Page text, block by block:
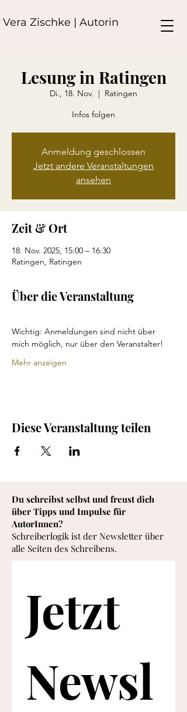
Vera Zischke | Autorin
Lesung in Ratingen
Di., 18. Nov.
  |
Ratingen
Infos folgen
Anmeldung geschlossen
Jetzt andere Veranstaltungen
ansehen
Zeit & Ort
18. Nov. 2025, 15:00 – 16:30
Ratingen, Ratingen
Über die Veranstaltung
Wichtig: Anmeldungen sind nicht über
mich möglich, nur über den Veranstalter!
Mehr anzeigen
Diese Veranstaltung teilen
Du schreibst selbst und freust dich
über Tipps und Impulse für
AutorInnen?
Schreiberlogik ist der Newsletter über
alle Seiten des Schreibens.
Jetzt
Newsl